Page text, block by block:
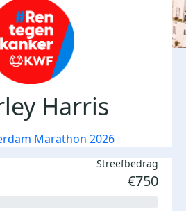
Harris
Marathon 2026
Streefbedrag
€750